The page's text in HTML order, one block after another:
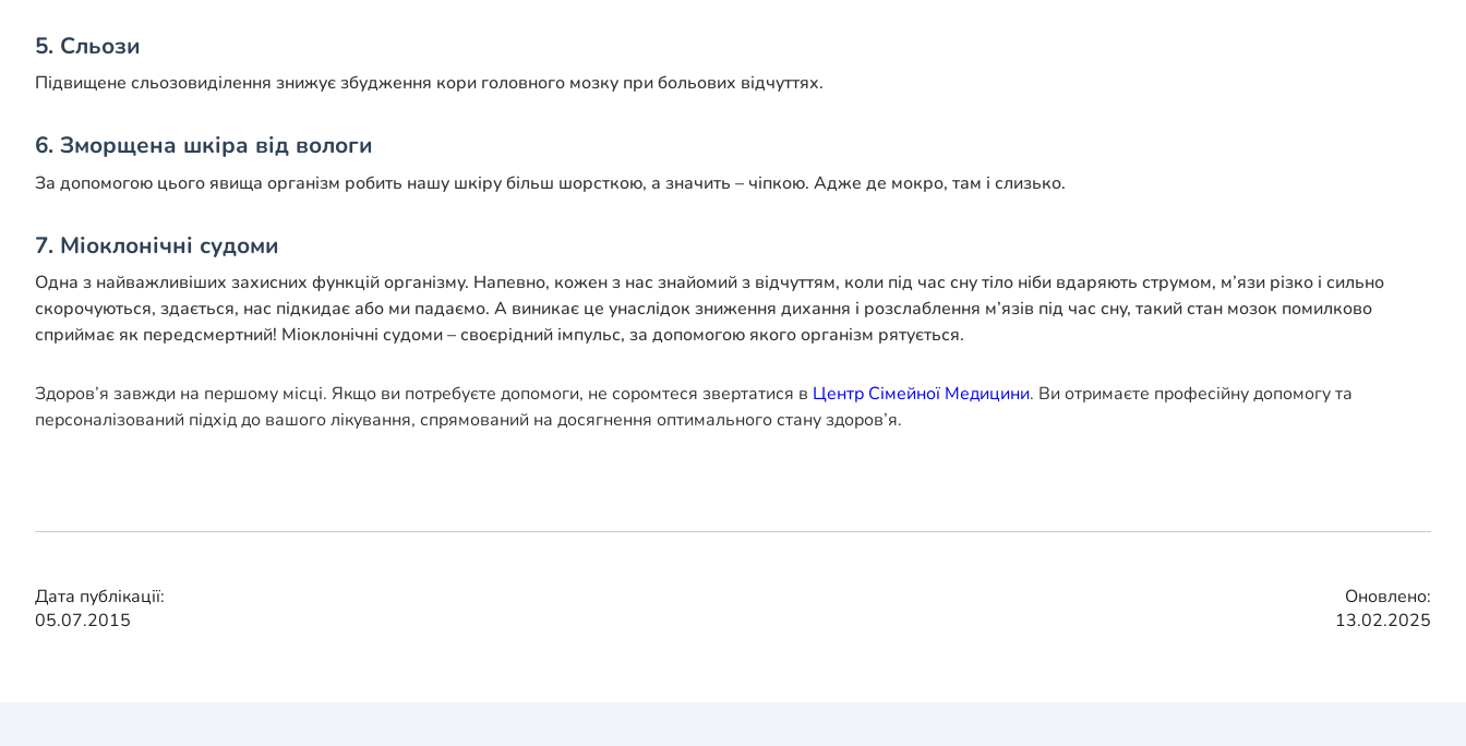
5. Сльози
Підвищене сльозовиділення знижує збудження кори головного мозку при больових відчуттях.
6. Зморщена шкіра від вологи
За допомогою цього явища організм робить нашу шкіру більш шорсткою, а значить – чіпкою. Адже де мокро, там і слизько.
7. Міоклонічні судоми
Одна з найважливіших захисних функцій організму. Напевно, кожен з нас знайомий з відчуттям, коли під час сну тіло ніби вдаряють струмом, м’язи різко і сильно
скорочуються, здається, нас підкидає або ми падаємо. А виникає це унаслідок зниження дихання і розслаблення м’язів під час сну, такий стан мозок помилково
сприймає як передсмертний! Міоклонічні судоми – своєрідний імпульс, за допомогою якого організм рятується.
Здоров’я завжди на першому місці. Якщо ви потребуєте допомоги, не соромтеся звертатися в Центр Сімейної Медицини. Ви отримаєте професійну допомогу та
персоналізований підхід до вашого лікування, спрямований на досягнення оптимального стану здоров’я.
Дата публікації:
05.07.2015
Оновлено:
13.02.2025